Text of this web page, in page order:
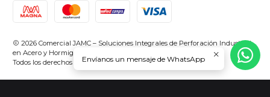
2026 Comercial JAMC – Soluciones Integrales de Perforación Industrial
en Acero y Hormigón en Chile.
Todos los derechos reservados.Desarrollado por Jumpseller
Envíanos un mensaje de WhatsApp